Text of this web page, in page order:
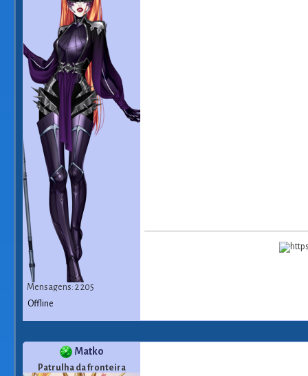
Mensagens: 2 205
Offline
Matko
Patrulha da fronteira